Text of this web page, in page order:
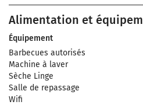
Alimentation et
Équipement
Barbecues autorisés
Machine à laver
Sèche Linge
Salle de repassage
Wifi